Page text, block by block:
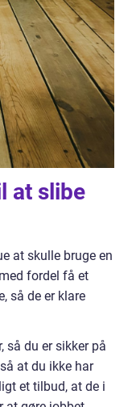
at slibe
at skulle bruge en
fordel få et
så de er klare
så du er sikker på
at du ikke har
et tilbud, at de i